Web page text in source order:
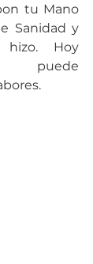
tu Mano
Sanidad y
Hoy
puede